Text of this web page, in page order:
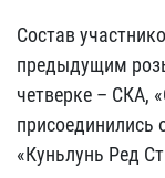
Состав
предыдущим
четверке – СКА,
присоединились
«Куньлунь Ред